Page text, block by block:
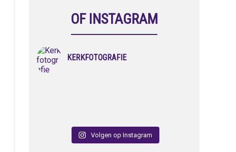
OF INSTAGRAM
KERKFOTOGRAFIE
Volgen op Instagram